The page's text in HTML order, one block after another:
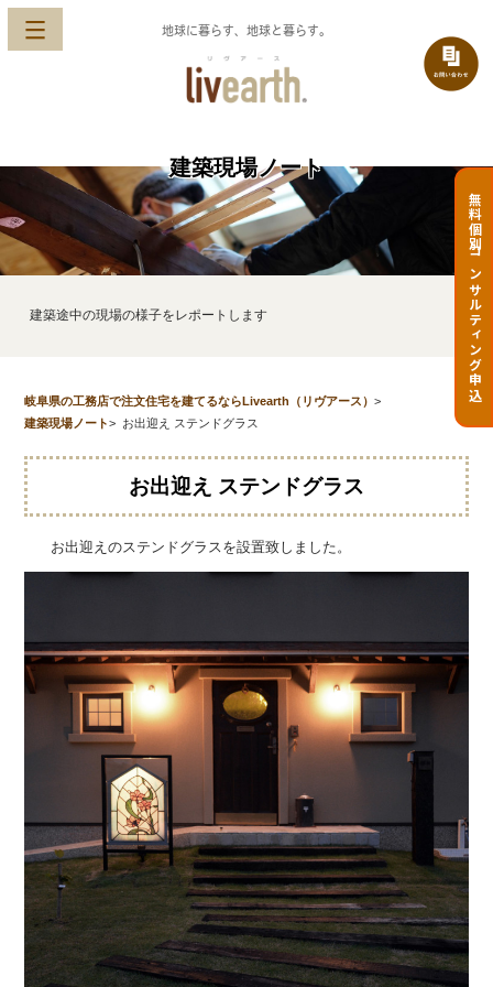
地球に暮らす、地球と暮らす。
無料個別コンサルティング申込
建築現場ノート
建築途中の現場の様子をレポートします
岐阜県の工務店で注文住宅を建てるならLivearth（リヴアース）>
建築現場ノート> お出迎え ステンドグラス
お出迎え ステンドグラス
お出迎えのステンドグラスを設置致しました。